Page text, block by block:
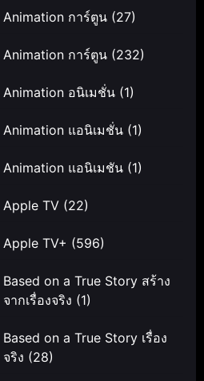
Animation การ์ตูน (27)
Animation การ์ตูน (232)
Animation อนิเมชั่น (1)
Animation แอนิเมชั่น (1)
Animation แอนิเมชัน (1)
Apple TV (22)
Apple TV+ (596)
Based on a True Story สร้าง
จากเรื่องจริง (1)
Based on a True Story เรื่อง
จริง (28)